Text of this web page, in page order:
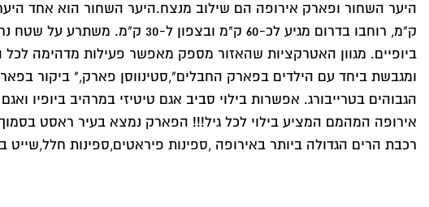
ק"מ, רוחבו בדרום מגיע לכ-60
ביופיים. מגוון האטרקציות שהאזור מספק מאפשר פעילות מדהימה לכל
ומגבשת ביחד עם הילדים בפארק החבלים",סטינווסן פארק," ביקור
הגבוהים בטרייבורג. אפשרות בילוי סביב אגם טיטיזי במרהיב ביופיו
אירופה המהמם המציע בילוי לכל גיל!!! הפארק נמצא בעיר ראסט
רכבת הרים הגדולה ביותר באירופה ,ספינות פיראטים,ספינות